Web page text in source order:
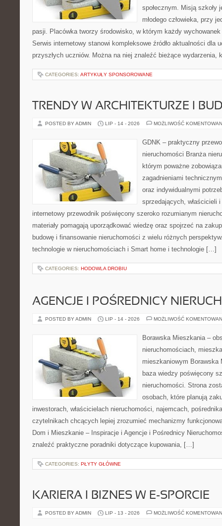
społecznym. Misją szkoły
młodego człowieka, przy
pasji. Placówka tworzy środowisko, w którym każdy
Serwis internetowy stanowi kompleksowe źródło aktualności dla
przyszłych uczniów. Można na niej znaleźć bieżące
CATEGORIES: ARTYKUŁY SPONSOROWANE
TRENDY W ARCHITEKTURZE I
POSTED BY ADMIN LIP - 14 - 2026 MOŻLIWOŚĆ
GDNK – praktyczny
nieruchomości Branża
którym poważne
zagadnieniami
oraz indywidualnymi
sprzedających, właścicieli
internetowy przewodnik poświęcony szeroko rozumianym
materiały pomagają uporządkować wiedzę oraz spojrzeć na
budowę i finansowanie nieruchomości z wielu różnych
technologie w nieruchomościach i Smart home i technologie […]
CATEGORIES: HODOWLA DROBIU
AGENCJE I POŚREDNICY
POSTED BY ADMIN LIP - 14 - 2026 MOŻLIWOŚĆ
Borawska Mieszkania –
nieruchomościach,
mieszkaniowym Borawska
baza wiedzy poświęcony
nieruchomości. Strona
osobach, które planują
inwestorach, właścicielach nieruchomości, najemcach,
czytelnikach chcących lepiej zrozumieć mechanizmy
Dom i Mieszkanie – Inspiracje i Agencje i Pośrednicy
znaleźć praktyczne poradniki dotyczące kupowania, […]
CATEGORIES: PŁYTY GŁÓWNE
KARIERA I BIZNES W E-SPORCIE
POSTED BY ADMIN LIP - 13 - 2026 MOŻLIWOŚĆ